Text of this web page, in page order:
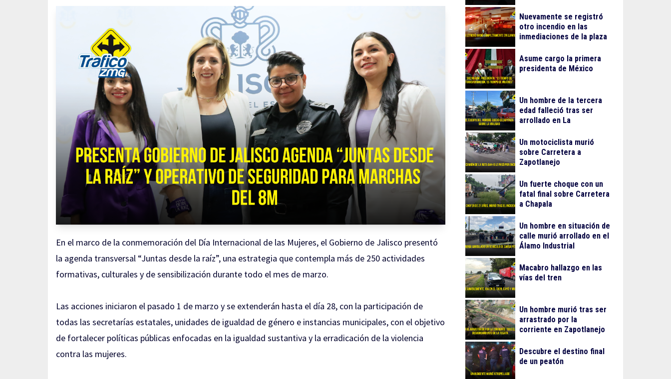
En el marco de la conmemoración del Día Internacional de las Mujeres, el Gobierno de Jalisco presentó
la agenda transversal “Juntas desde la raíz”, una estrategia que contempla más de 250 actividades
formativas, culturales y de sensibilización durante todo el mes de marzo.
Las acciones iniciaron el pasado 1 de marzo y se extenderán hasta el día 28, con la participación de
todas las secretarías estatales, unidades de igualdad de género e instancias municipales, con el objetivo
de fortalecer políticas públicas enfocadas en la igualdad sustantiva y la erradicación de la violencia
contra las mujeres.
Nuevamente se registró
otro incendio en las
inmediaciones de la plaza
Asume cargo la primera
presidenta de México
Un hombre de la tercera
edad falleció tras ser
arrollado en La
Un motociclista murió
sobre Carretera a
Zapotlanejo
Un fuerte choque con un
fatal final sobre Carretera
a Chapala
Un hombre en situación de
calle murió arrollado en el
Álamo Industrial
Macabro hallazgo en las
vías del tren
Un hombre murió tras ser
arrastrado por la
corriente en Zapotlanejo
Descubre el destino final
de un peatón